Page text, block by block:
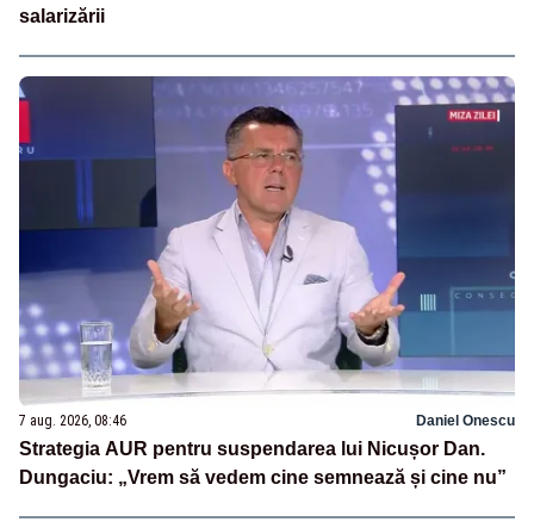
salarizării
7 aug. 2026, 08:46 Daniel Onescu
Strategia AUR pentru suspendarea lui Nicușor Dan.
Dungaciu: „Vrem să vedem cine semnează și cine nu”